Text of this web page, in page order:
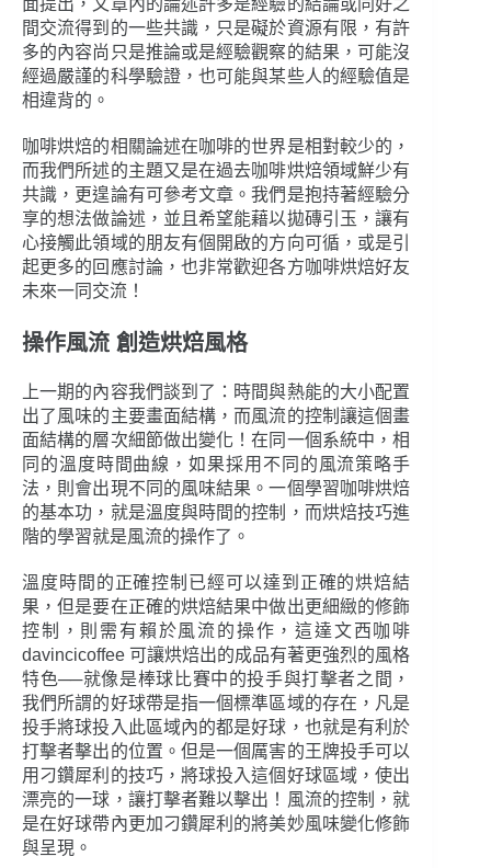
面提出，文章內的論述許多是經驗的結論或同好之
間交流得到的一些共識，只是礙於資源有限，有許
多的內容尚只是推論或是經驗觀察的結果，可能沒
經過嚴謹的科學驗證，也可能與某些人的經驗值是
相違背的。
咖啡烘焙的相關論述在咖啡的世界是相對較少的，
而我們所述的主題又是在過去咖啡烘焙領域鮮少有
共識，更遑論有可參考文章。我們是抱持著經驗分
享的想法做論述，並且希望能藉以拋磚引玉，讓有
心接觸此領域的朋友有個開啟的方向可循，或是引
起更多的回應討論，也非常歡迎各方咖啡烘焙好友
未來一同交流！
操作風流 創造烘焙風格
上一期的內容我們談到了：時間與熱能的大小配置
出了風味的主要畫面結構，而風流的控制讓這個畫
面結構的層次細節做出變化！在同一個系統中，相
同的溫度時間曲線，如果採用不同的風流策略手
法，則會出現不同的風味結果。一個學習咖啡烘焙
的基本功，就是溫度與時間的控制，而烘焙技巧進
階的學習就是風流的操作了。
溫度時間的正確控制已經可以達到正確的烘焙結
果，但是要在正確的烘焙結果中做出更細緻的修飾
控制，則需有賴於風流的操作，這達文西咖啡
davincicoffee 可讓烘焙出的成品有著更強烈的風格
特色──就像是棒球比賽中的投手與打擊者之間，
我們所謂的好球帶是指一個標準區域的存在，凡是
投手將球投入此區域內的都是好球，也就是有利於
打擊者擊出的位置。但是一個厲害的王牌投手可以
用刁鑽犀利的技巧，將球投入這個好球區域，使出
漂亮的一球，讓打擊者難以擊出！風流的控制，就
是在好球帶內更加刁鑽犀利的將美妙風味變化修飾
與呈現。